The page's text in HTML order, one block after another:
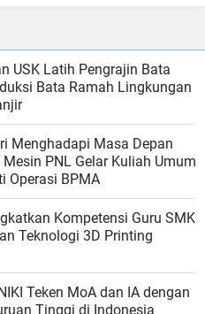
USK Latih Pengrajin Bata
Bata Ramah Lingkungan
Menghadapi Masa Depan
Mesin PNL Gelar Kuliah Umum
Operasi BPMA
Kompetensi Guru SMK
Teknologi 3D Printing
Teken MoA dan IA dengan
Tinggi di Indonesia